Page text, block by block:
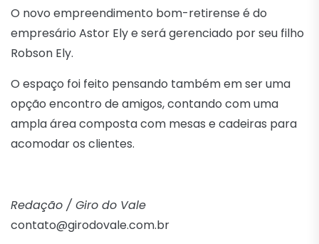
O novo empreendimento bom-retirense é do
empresário Astor Ely e será gerenciado por seu filho
Robson Ely.
O espaço foi feito pensando também em ser uma
opção encontro de amigos, contando com uma
ampla área composta com mesas e cadeiras para
acomodar os clientes.
Redação / Giro do Vale
contato@girodovale.com.br